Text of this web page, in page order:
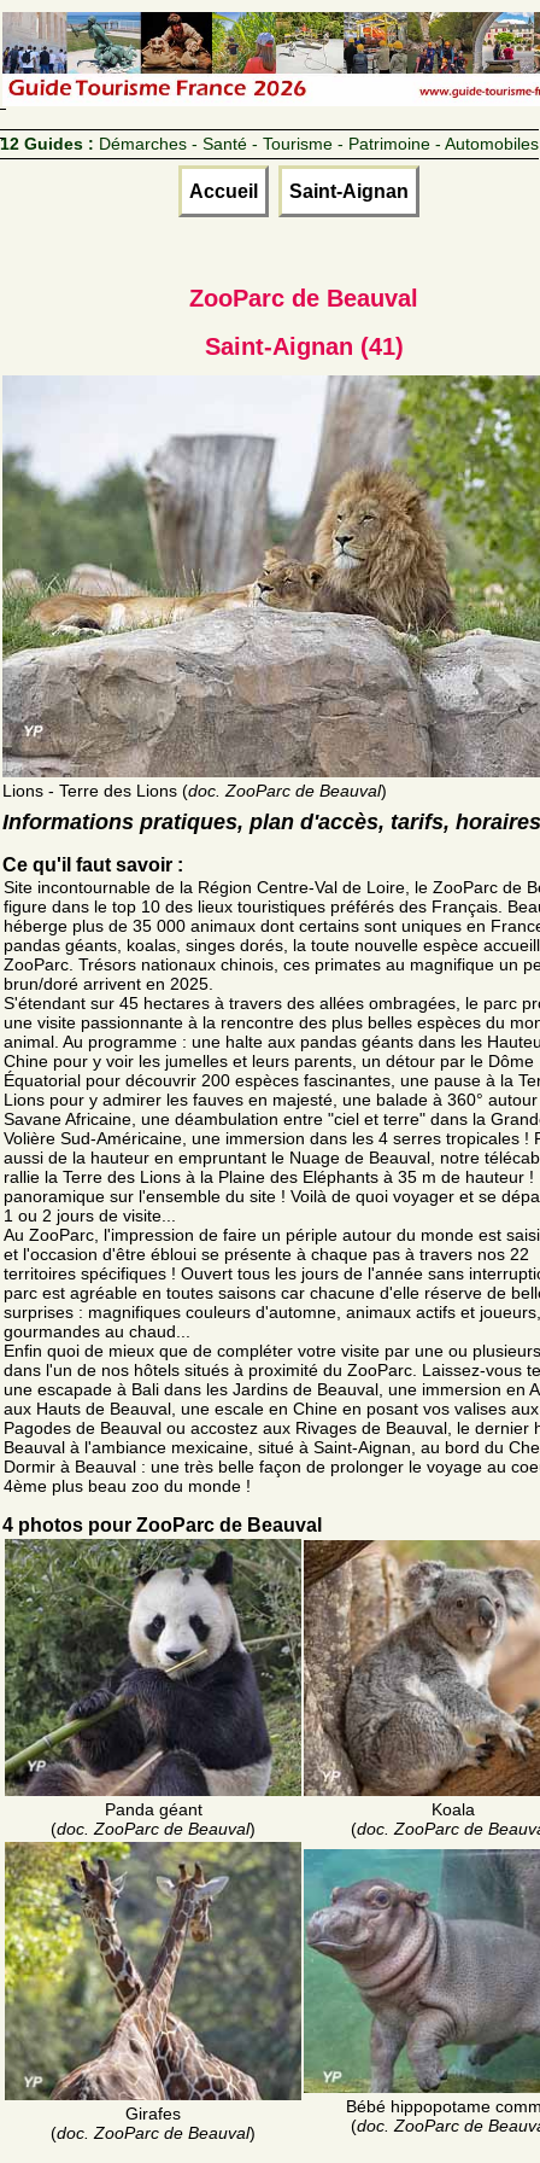
12 Guides : Démarches - Santé - Tourisme - Patrimoine - Automobiles
Accueil Saint-Aignan
ZooParc de Beauval
Saint-Aignan (41)
Lions - Terre des Lions (doc. ZooParc de Beauval)
Informations pratiques, plan d'accès, tarifs, horaires
Ce qu'il faut savoir :
Site incontournable de la Région Centre-Val de Loire, le ZooParc de
figure dans le top 10 des lieux touristiques préférés des Français.
héberge plus de 35 000 animaux dont certains sont uniques en
pandas géants, koalas, singes dorés, la toute nouvelle espèce
ZooParc. Trésors nationaux chinois, ces primates au magnifique un
brun/doré arrivent en 2025.
S'étendant sur 45 hectares à travers des allées ombragées, le parc
une visite passionnante à la rencontre des plus belles espèces du
animal. Au programme : une halte aux pandas géants dans les
Chine pour y voir les jumelles et leurs parents, un détour par le Dôme
Équatorial pour découvrir 200 espèces fascinantes, une pause à la
Lions pour y admirer les fauves en majesté, une balade à 360°
Savane Africaine, une déambulation entre "ciel et terre" dans la
Volière Sud-Américaine, une immersion dans les 4 serres tropicales !
aussi de la hauteur en empruntant le Nuage de Beauval, notre
rallie la Terre des Lions à la Plaine des Eléphants à 35 m de hauteur !
panoramique sur l'ensemble du site ! Voilà de quoi voyager et se
1 ou 2 jours de visite...
Au ZooParc, l'impression de faire un périple autour du monde est
et l'occasion d'être ébloui se présente à chaque pas à travers nos 22
territoires spécifiques ! Ouvert tous les jours de l'année sans
parc est agréable en toutes saisons car chacune d'elle réserve de
surprises : magnifiques couleurs d'automne, animaux actifs et
gourmandes au chaud...
Enfin quoi de mieux que de compléter votre visite par une ou
dans l'un de nos hôtels situés à proximité du ZooParc. Laissez-vous
une escapade à Bali dans les Jardins de Beauval, une immersion en
aux Hauts de Beauval, une escale en Chine en posant vos valises aux
Pagodes de Beauval ou accostez aux Rivages de Beauval, le dernier
Beauval à l'ambiance mexicaine, situé à Saint-Aignan, au bord du
Dormir à Beauval : une très belle façon de prolonger le voyage au
4ème plus beau zoo du monde !
4 photos pour ZooParc de Beauval
Panda géant
(doc. ZooParc de Beauval)
Koala
(doc. ZooParc de
Girafes
(doc. ZooParc de Beauval)
Bébé hippopotame
(doc. ZooParc de